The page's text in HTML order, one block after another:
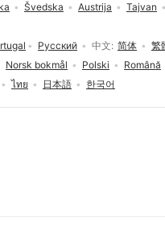
Русский 中文 简体
繁
Norsk bokmål Polski Română
ไทย 日本語 한국어
Švedska Austrija Tajvan